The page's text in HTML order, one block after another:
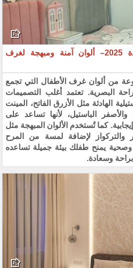
الوان غرف الأطفال بجدة 2025– ألوان آمنة ومبهجة لغرف
عام 2025 مجموعة من ألوان غرف الأطفال التي تجمع
البصرية. تعتمد أغلب التصميمات
الهادئة مثل الأزرق الفاتح، المينت
والأصفر الباستيل، لأنها تساعد على
كما تُستخدم الألوان المبهجة مثل
والتركواز لإضافة لمسة من المرح
وصحية يمنح طفلك بيئة جميلة تساعده
براحة وسعادة.